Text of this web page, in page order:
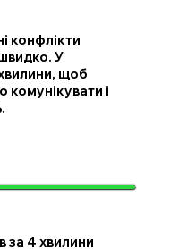
конфлікти
У
щоб
комунікувати і
за 4 хвилини